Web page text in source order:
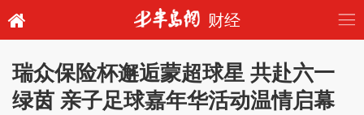
财经
瑞众保险杯邂逅蒙超球星 共赴六一
绿茵 亲子足球嘉年华活动温情启幕